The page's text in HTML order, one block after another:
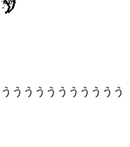
うううううううううう